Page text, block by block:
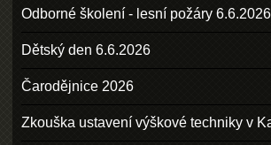
Odborné školení - lesní požáry 6.6.2026
Dětský den 6.6.2026
Čarodějnice 2026
Zkouška ustavení výškové techniky v